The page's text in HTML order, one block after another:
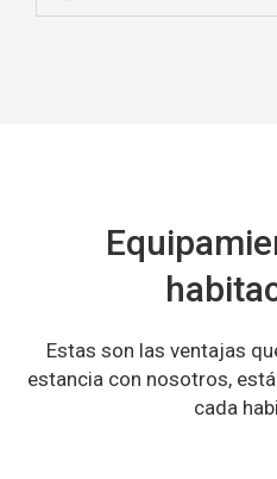
Estas son las ventajas
estancia con nosotros,
cada